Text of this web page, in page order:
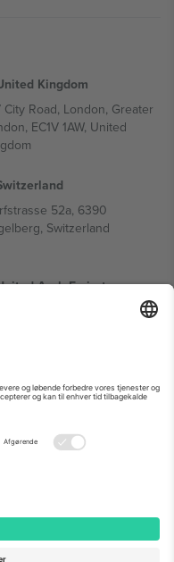
Kingdom
City Road, London, Greater
EC1V 1AW, United
52a, 6390
Switzerland
Arab Emirates
Dubai Silicon Oasis, DDP
detaljer se den specifikke